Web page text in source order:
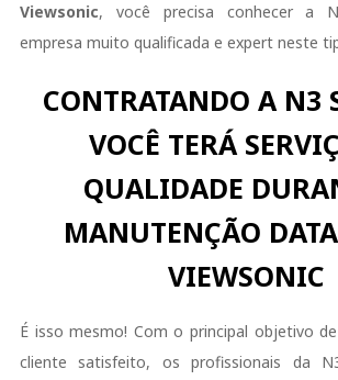
Viewsonic, você precisa conhecer a
empresa muito qualificada e expert neste
CONTRATANDO A N3
VOCÊ TERÁ
QUALIDADE
MANUTENÇÃO
VIEWSONIC
É isso mesmo! Com o principal objetivo
cliente satisfeito, os profissionais da